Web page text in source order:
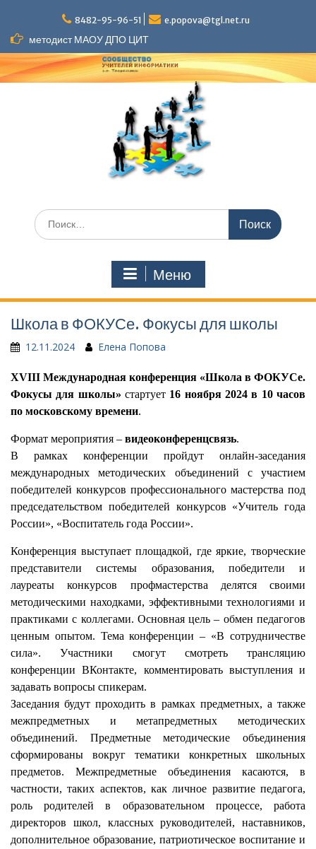
содержимому
8482-95-96-51 e.popova@tgl.net.ru
методист МАОУ ДПО ЦИТ
Искать:
Меню
Школа в ФОКУСе. Фокусы для школы
12.11.2024 Елена Попова
XVIII Международная конференция «Школа в ФОКУСе.
Фокусы для школы» стартует 16 ноября 2024 в 10 часов
по московскому времени.
Формат мероприятия – видеоконференцсвязь.
В рамках конференции пройдут онлайн-заседания
международных методических объединений с участием
победителей конкурсов профессионального мастерства под
председательством победителей конкурсов «Учитель года
России», «Воспитатель года России».
Конференция выступает площадкой, где яркие, творческие
представители системы образования, победители и
лауреаты конкурсов профмастерства делятся своими
методическими находками, эффективными технологиями и
практиками с коллегами. Основная цель – обмен педагогов
ценным опытом. Тема конференции – «В сотрудничестве
сила». Участники смогут смотреть трансляцию
конференции ВКонтакте, комментировать выступления и
задавать вопросы спикерам.
Заседания будут проходить в рамках предметных, а также
межпредметных и метапредметных методических
объединений. Предметные методические объединения
сформированы вокруг тематики конкретных школьных
предметов. Межпредметные объединения касаются, в
частности, таких аспектов, как личное развитие педагога,
роль родителей в образовательном процессе, работа
директоров школ, классных руководителей, наставников,
дополнительное образование, патриотическое воспитание и